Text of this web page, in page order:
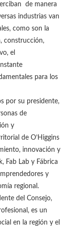
de manera
industrias van
como son la
construcción,
el
para los
por su presidente,
de
y
de O’Higgins
innovación y
Fab Lab y Fábrica
y
regional.
del Consejo,
es un
en la región y el